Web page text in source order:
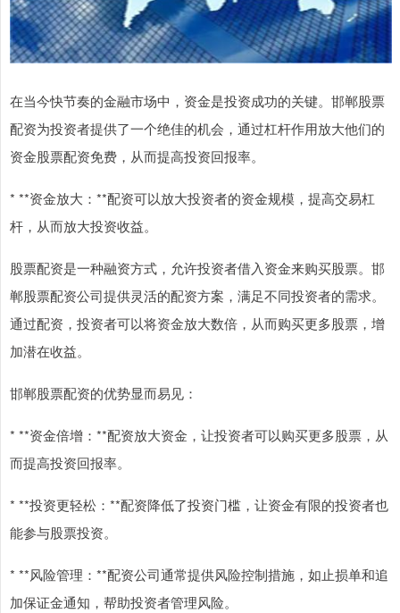
在当今快节奏的金融市场中，资金是投资成功的关键。邯郸股票
配资为投资者提供了一个绝佳的机会，通过杠杆作用放大他们的
资金股票配资免费，从而提高投资回报率。
* **资金放大：**配资可以放大投资者的资金规模，提高交易杠
杆，从而放大投资收益。
股票配资是一种融资方式，允许投资者借入资金来购买股票。邯
郸股票配资公司提供灵活的配资方案，满足不同投资者的需求。
通过配资，投资者可以将资金放大数倍，从而购买更多股票，增
加潜在收益。
邯郸股票配资的优势显而易见：
* **资金倍增：**配资放大资金，让投资者可以购买更多股票，从
而提高投资回报率。
* **投资更轻松：**配资降低了投资门槛，让资金有限的投资者也
能参与股票投资。
* **风险管理：**配资公司通常提供风险控制措施，如止损单和追
加保证金通知，帮助投资者管理风险。